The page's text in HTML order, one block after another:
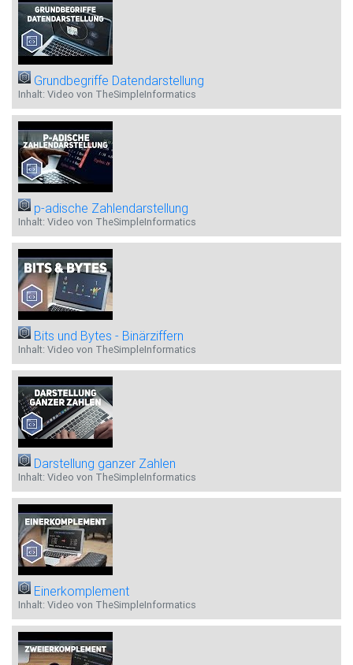
Grundbegriffe Datendarstellung
Inhalt: Video von TheSimpleInformatics
p-adische Zahlendarstellung
Inhalt: Video von TheSimpleInformatics
Bits und Bytes - Binärziffern
Inhalt: Video von TheSimpleInformatics
Darstellung ganzer Zahlen
Inhalt: Video von TheSimpleInformatics
Einerkomplement
Inhalt: Video von TheSimpleInformatics